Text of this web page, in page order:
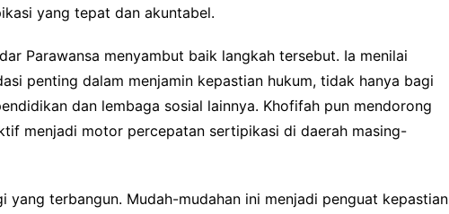
yang tepat dan akuntabel.
Parawansa menyambut baik langkah tersebut. Ia menilai
penting dalam menjamin kepastian hukum, tidak hanya bagi
dan lembaga sosial lainnya. Khofifah pun mendorong
menjadi motor percepatan sertipikasi di daerah masing-
yang terbangun. Mudah-mudahan ini menjadi penguat kepastian